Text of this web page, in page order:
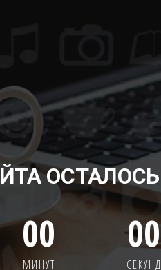
ОСТАЛОСЬ
00
МИНУТ
00
СЕКУНД